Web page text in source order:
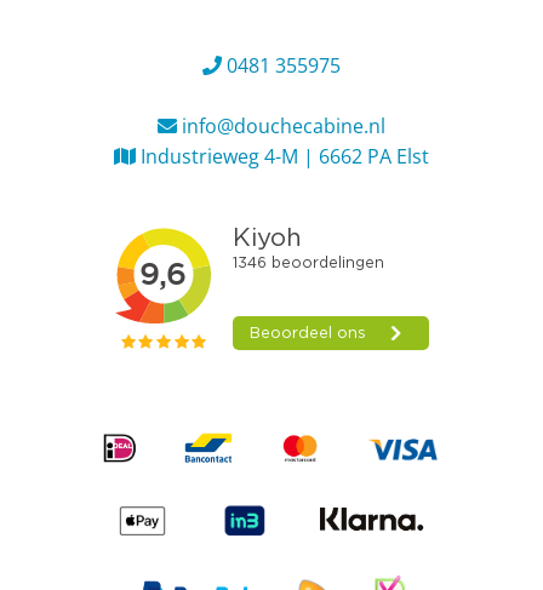
0481 355975
info@douchecabine.nl
Industrieweg 4-M | 6662 PA Elst